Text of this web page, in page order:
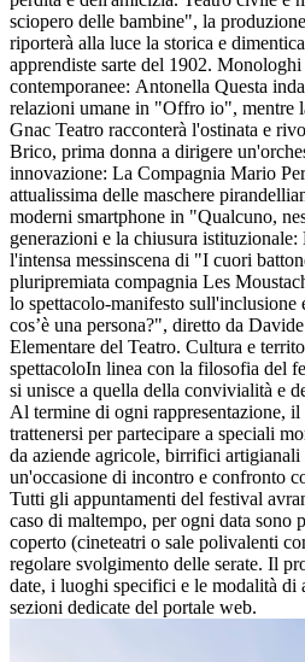
sciopero delle bambine", la
riporterà alla luce la storica e
apprendiste sarte del 1902.
contemporanee: Antonella Questa
relazioni umane in "Offro io", mentre
Gnac Teatro racconterà l'ostinata e
Brico, prima donna a dirigere
innovazione: La Compagnia Mario
attualissima delle maschere
moderni smartphone in "Qualcuno,
generazioni e la chiusura istituzionale:
l'intensa messinscena di "I cuori
pluripremiata compagnia Les
lo spettacolo-manifesto
cos’è una persona?", diretto da
Elementare del Teatro. Cultura e
spettacoloIn linea con la filosofia del
si unisce a quella della convivialità e
Al termine di ogni rappresentazione,
trattenersi per partecipare a speciali
da aziende agricole, birrifici
un'occasione di incontro e confronto
Tutti gli appuntamenti del festival
caso di maltempo, per ogni data sono
coperto (cineteatri o sale polivalenti
regolare svolgimento delle serate. Il
date, i luoghi specifici e le modalità di
sezioni dedicate del portale web.